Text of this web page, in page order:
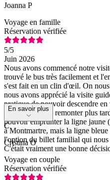
Joanna P
Voyage en famille
Réservation vérifiée
5/5
Juin 2026
Nous avons commencé notre
trouvé le bus très facilement et
s'est fait en un clin d'œil. On
nous avons apprécié la visite
pratique de pouvoir descendre
manger, puis de remonter plus
pouvoir emprunter la ligne jaune
à Montmartre, mais la ligne
l'option du billet familial qui nous
C'était vraiment une bonne
En savoir plus
C
Cristina O
Voyage en couple
Réservation vérifiée